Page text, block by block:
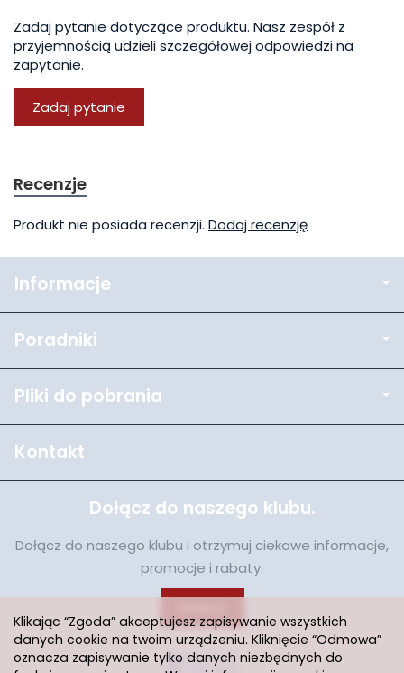
Zadaj pytanie dotyczące produktu. Nasz zespół z
przyjemnością udzieli szczegółowej odpowiedzi na
zapytanie.
Zadaj pytanie
Recenzje
Produkt nie posiada recenzji. Dodaj recenzję
Informacje
Poradniki
Pliki do pobrania
Kontakt
Dołącz do naszego klubu.
Dołącz do naszego klubu i otrzymuj ciekawe informacje,
promocje i rabaty.
Klikając “Zgoda” akceptujesz zapisywanie wszystkich
danych cookie na twoim urządzeniu. Kliknięcie “Odmowa”
oznacza zapisywanie tylko danych niezbędnych do